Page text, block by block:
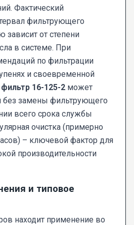
Фактический
фильтрующего
зависит от степени
в системе. При
по фильтрации
и своевременной
16-125-2 может
без замены фильтрующего
всего срока службы
очистка (примерно
– ключевой фактор для
производительности
и типовое
находит применение во